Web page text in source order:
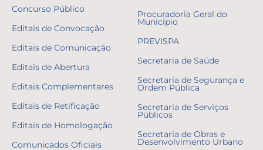
Concurso Público
Editais de Convocação
Editais de Comunicação
Editais de Abertura
Editais Complementares
Editais de Retificação
Editais de Homologação
Comunicados Oficiais
Procuradoria Geral do
Município
PREVISPA
Secretaria de Saúde
Secretaria de Segurança e
Ordem Pública
Secretaria de Serviços
Públicos
Secretaria de Obras e
Desenvolvimento Urbano